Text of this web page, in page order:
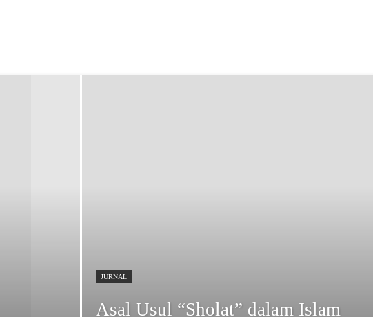
JURNAL
Asal Usul “Sholat” dalam Islam